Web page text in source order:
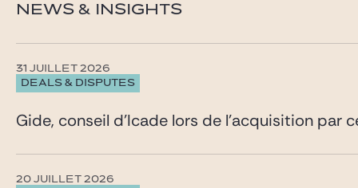
NEWS & INSIGHTS
DEALS & DISPUTES
31 JUILLET 2026
Gide, conseil d’Icade lors de l’acquisition
20 JUILLET 2026